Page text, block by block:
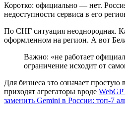
Коротко: официально — нет.
недоступности сервиса в его
По СНГ ситуация неоднородная.
оформленном на регион. А вот
Важно: «не работает
ограничение исходит от
Для бизнеса это означает
приходят агрегаторы вроде
заменить Gemini в России: топ-7